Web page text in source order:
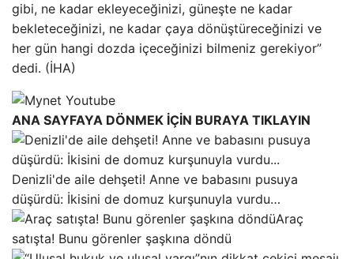
gibi, ne kadar ekleyeceğinizi, güneşte ne kadar
bekleteceğinizi, ne kadar çaya dönüştüreceğinizi ve
her gün hangi dozda içeceğinizi bilmeniz gerekiyor”
dedi. (İHA)
ANA SAYFAYA DÖNMEK İÇİN BURAYA TIKLAYIN
Denizli'de aile dehşeti! Anne ve babasını pusuya
düşürdü: İkisini de domuz kurşunuyla vurdu…
Araç
satışta! Bunu görenler şaşkına döndü